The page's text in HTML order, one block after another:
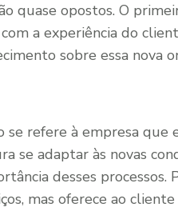
quase opostos. O
a experiência do
sobre essa nova
refere à empresa que
se adaptar às novas
desses processos.
mas oferece ao